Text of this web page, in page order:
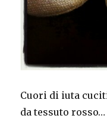
Cuori di iuta
da tessuto rosso…